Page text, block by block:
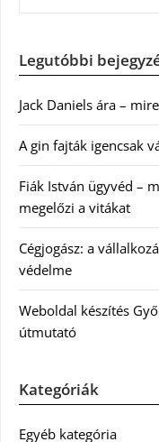
Legutóbbi
Jack Daniels ára –
A gin fajták igencsak
Fiák István ügyvéd –
megelőzi a vitákat
Cégjogász: a
védelme
Weboldal készítés
útmutató
Kategóriák
Egyéb kategória